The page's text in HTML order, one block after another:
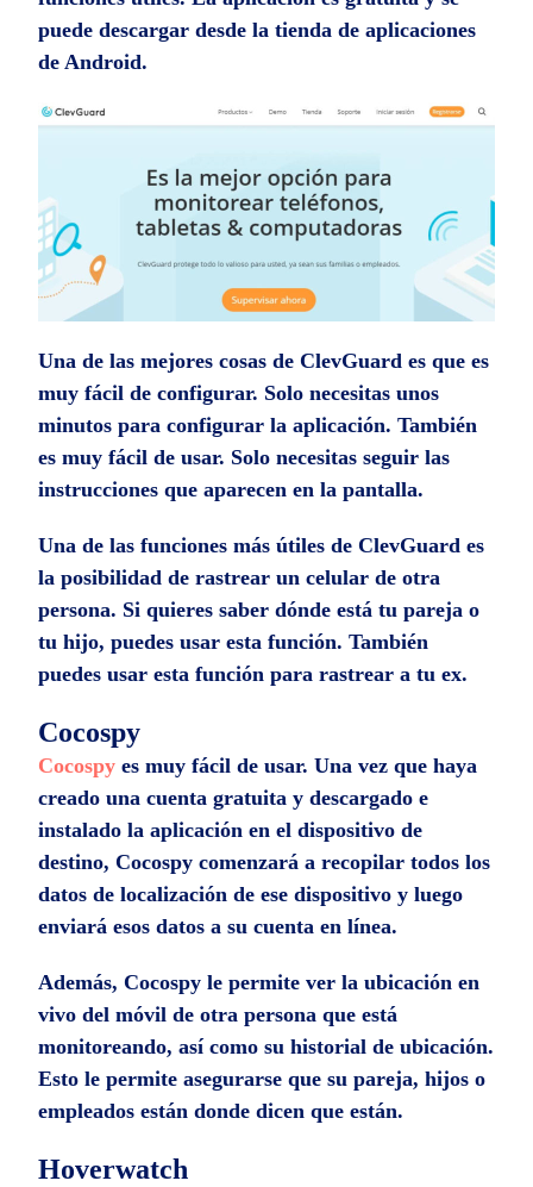
puede descargar desde la tienda de aplicaciones
de Android.
Una de las mejores cosas de ClevGuard es que es
muy fácil de configurar. Solo necesitas unos
minutos para configurar la aplicación. También
es muy fácil de usar. Solo necesitas seguir las
instrucciones que aparecen en la pantalla.
Una de las funciones más útiles de ClevGuard es
la posibilidad de rastrear un celular de otra
persona. Si quieres saber dónde está tu pareja o
tu hijo, puedes usar esta función. También
puedes usar esta función para rastrear a tu ex.
Cocospy
Cocospy es muy fácil de usar. Una vez que haya
creado una cuenta gratuita y descargado e
instalado la aplicación en el dispositivo de
destino, Cocospy comenzará a recopilar todos los
datos de localización de ese dispositivo y luego
enviará esos datos a su cuenta en línea.
Además, Cocospy le permite ver la ubicación en
vivo del móvil de otra persona que está
monitoreando, así como su historial de ubicación.
Esto le permite asegurarse que su pareja, hijos o
empleados están donde dicen que están.
Hoverwatch